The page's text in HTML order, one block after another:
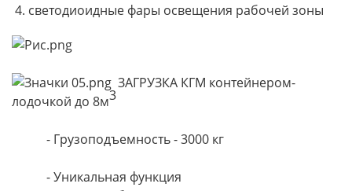
светодиоидные фары освещения рабочей зоны
ЗАГРУЗКА КГМ контейнером-
лодочкой до 8м3
- Грузоподъемность - 3000 кг
- Уникальная функция